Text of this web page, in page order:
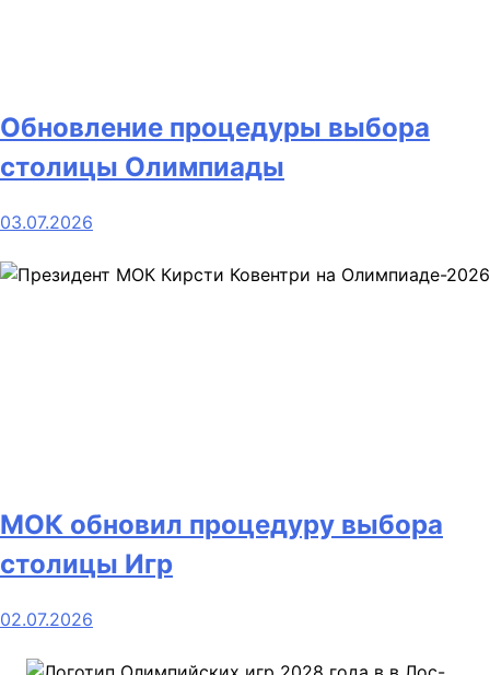
Обновление процедуры выбора
столицы Олимпиады
03.07.2026
МОК обновил процедуру выбора
столицы Игр
02.07.2026